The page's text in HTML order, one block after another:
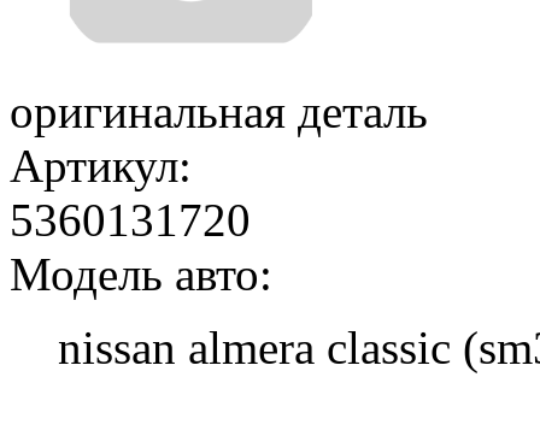
оригинальная деталь
Артикул:
5360131720
Модель авто:
nissan almera classic